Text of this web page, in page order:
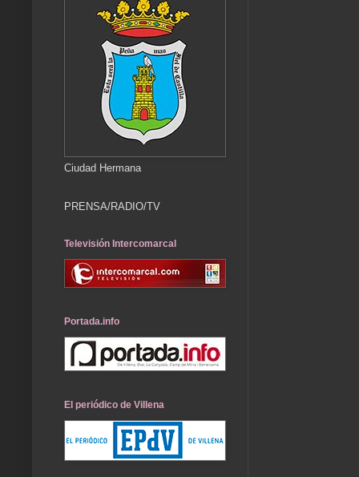
Ciudad Hermana
PRENSA/RADIO/TV
Televisión Intercomarcal
Portada.info
El periódico de Villena